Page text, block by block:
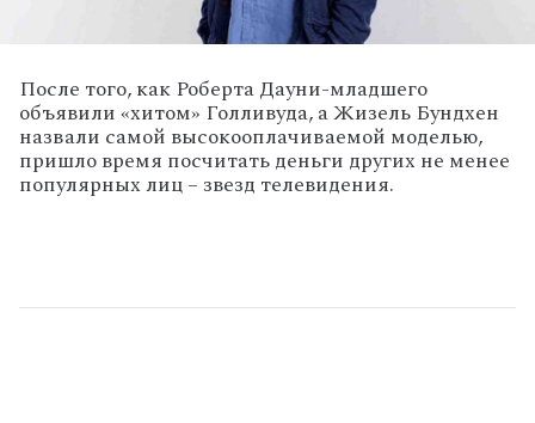
После того, как Роберта Дауни-младшего
объявили «хитом» Голливуда, а Жизель Бундхен
назвали самой высокооплачиваемой моделью,
пришло время посчитать деньги других не менее
популярных лиц – звезд телевидения.